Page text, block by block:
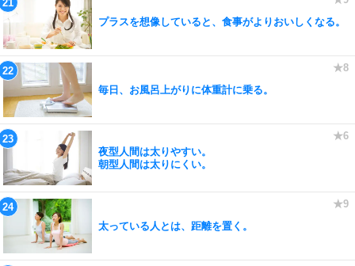
プラスを想像していると、食事がよりおいしくなる。
毎日、お風呂上がりに体重計に乗る。
夜型人間は太りやすい。
朝型人間は太りにくい。
太っている人とは、距離を置く。